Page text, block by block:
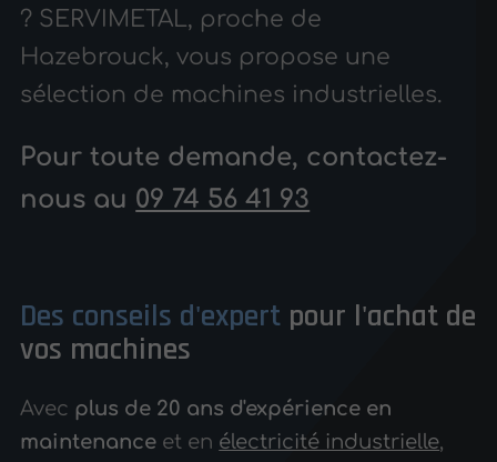
? SERVIMETAL, proche de
Hazebrouck, vous propose une
sélection de machines industrielles.
Pour toute demande, contactez-
nous au 09 74 56 41 93
Des conseils d'expert pour l'achat de
vos machines
Avec plus de 20 ans d'expérience en
maintenance et en électricité industrielle,